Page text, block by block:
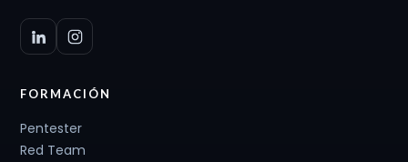
FORMACIÓN
Pentester
Red Team